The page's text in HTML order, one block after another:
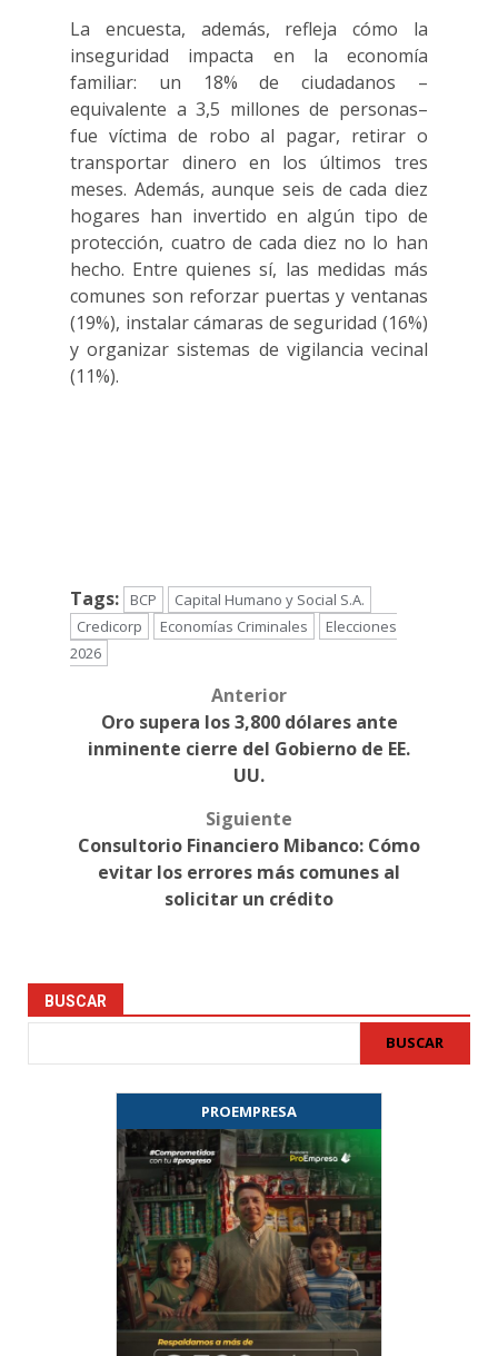
La encuesta, además, refleja cómo la
inseguridad impacta en la economía
familiar: un 18% de ciudadanos –
equivalente a 3,5 millones de personas–
fue víctima de robo al pagar, retirar o
transportar dinero en los últimos tres
meses. Además, aunque seis de cada diez
hogares han invertido en algún tipo de
protección, cuatro de cada diez no lo han
hecho. Entre quienes sí, las medidas más
comunes son reforzar puertas y ventanas
(19%), instalar cámaras de seguridad (16%)
y organizar sistemas de vigilancia vecinal
(11%).
Tags: BCP
Capital Humano y Social S.A.
Credicorp
Economías Criminales
Elecciones
2026
navigation
Anterior
Oro supera los 3,800 dólares ante
inminente cierre del Gobierno de EE.
UU.
Siguiente
Consultorio Financiero Mibanco: Cómo
evitar los errores más comunes al
solicitar un crédito
BUSCAR
BUSCAR
PROEMPRESA